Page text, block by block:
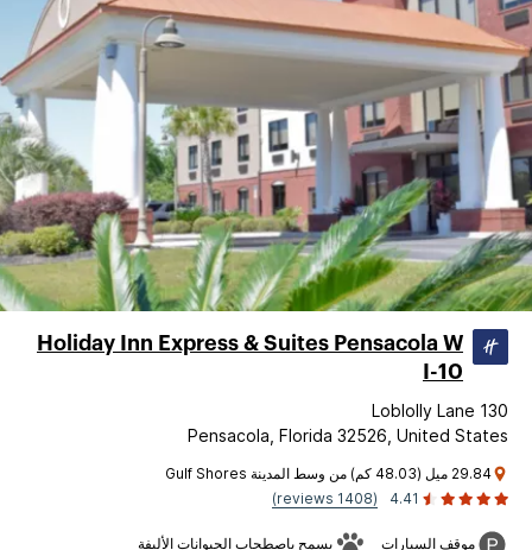
Holiday Inn Express & Suites Pensacola W
I-10
130 Loblolly Lane
Pensacola, Florida 32526, United States
29.84 ميل (48.03 كم) من وسط المدينة Gulf Shores
4.41
(1408 reviews)
موقف السيارات يسمح باصطحاب الحيوانات الأليفة